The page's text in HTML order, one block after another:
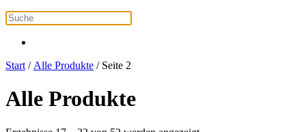
Start / Alle Produkte / Seite 2
Alle Produkte